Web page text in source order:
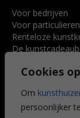
Cookies
Om
persoonlijker
Voor bedrijven
Voor particulieren
Renteloze
De
Voordelen
Veelgestelde